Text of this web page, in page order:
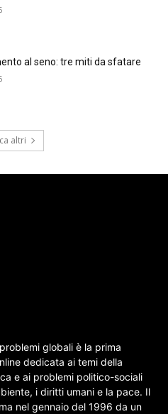
al seno: tre miti da sfatare
altri
globali è la prima
dedicata ai temi della
e ai problemi politico-sociali
i diritti umani e la pace. Il
nel gennaio del 1996 da un